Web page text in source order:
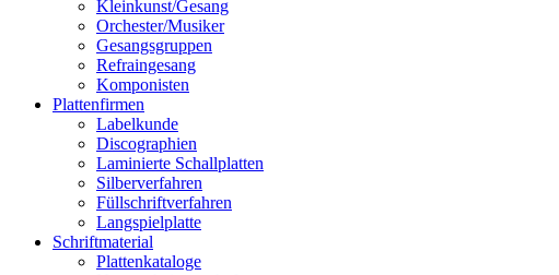
Kleinkunst/Gesang
Orchester/Musiker
Gesangsgruppen
Refraingesang
Komponisten
Plattenfirmen
Labelkunde
Discographien
Laminierte Schallplatten
Silberverfahren
Füllschriftverfahren
Langspielplatte
Schriftmaterial
Plattenkataloge